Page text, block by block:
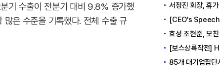
기 수출이 전분기 대비 9.8% 증가했
은 수준을 기록했다. 전체 수출 규
서정진 회장, 휴가
[CEO's Speech] 쿠팡
효성 조현준, 모
[보스상륙작전] HD
85개 대기업집단서